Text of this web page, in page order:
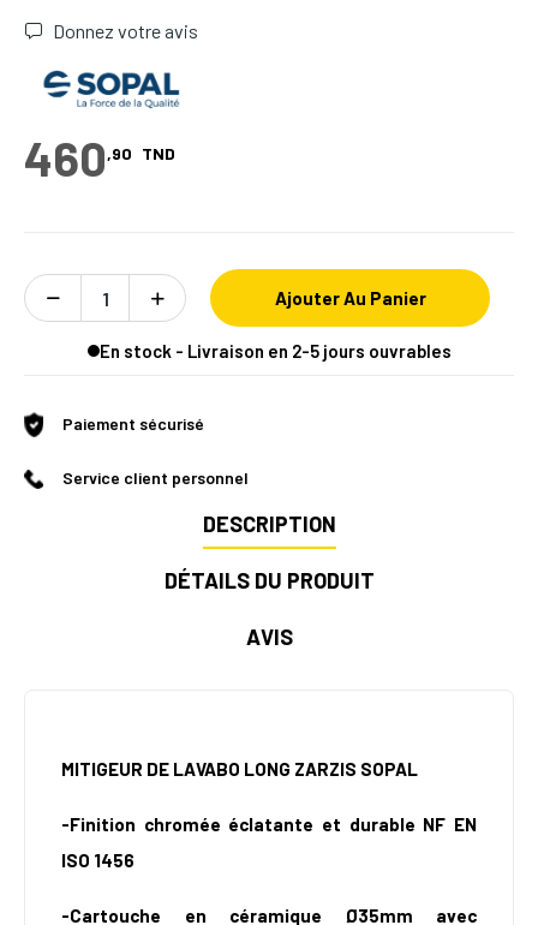
Donnez votre avis
460,90 TND
Ajouter Au Panier
En stock - Livraison en 2-5 jours ouvrables
Paiement sécurisé
Service client personnel
DESCRIPTION
DÉTAILS DU PRODUIT
AVIS
MITIGEUR DE LAVABO LONG ZARZIS SOPAL
-Finition chromée éclatante et durable NF EN
ISO 1456
-Cartouche en céramique Ø35mm avec